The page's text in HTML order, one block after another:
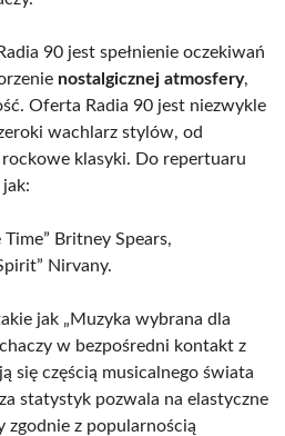
90 jest spełnienie oczekiwań
nostalgicznej atmosfery,
Oferta Radia 90 jest niezwykle
wachlarz stylów, od
klasyki. Do repertuaru
Britney Spears,
Nirvany.
jak „Muzyka wybrana dla
w bezpośredni kontakt z
się częścią musicalnego świata
statystyk pozwala na elastyczne
z popularnością